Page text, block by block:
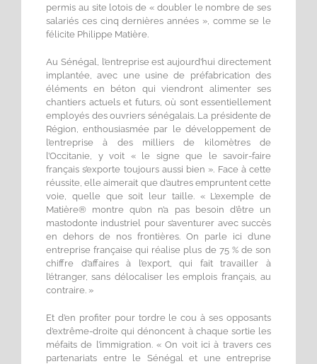
permis au site lotois de « doubler le nombre de ses
salariés ces cinq dernières années », comme se le
félicite Philippe Matière.
Au Sénégal, l’entreprise est aujourd’hui directement
implantée, avec une usine de préfabrication des
éléments en béton qui viendront alimenter ses
chantiers actuels et futurs, où sont essentiellement
employés des ouvriers sénégalais. La présidente de
Région, enthousiasmée par le développement de
l’entreprise à des milliers de kilomètres de
l’Occitanie, y voit « le signe que le savoir-faire
français s’exporte toujours aussi bien ». Face à cette
réussite, elle aimerait que d’autres empruntent cette
voie, quelle que soit leur taille. « L’exemple de
Matière® montre qu’on n’a pas besoin d’être un
mastodonte industriel pour s’aventurer avec succès
en dehors de nos frontières. On parle ici d’une
entreprise française qui réalise plus de 75 % de son
chiffre d’affaires à l’export, qui fait travailler à
l’étranger, sans délocaliser les emplois français, au
contraire. »
Et d’en profiter pour tordre le cou à ses opposants
d’extrême-droite qui dénoncent à chaque sortie les
méfaits de l’immigration. « On voit ici à travers ces
partenariats entre le Sénégal et une entreprise